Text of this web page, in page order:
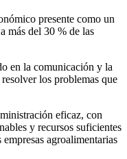
presente como un
más del 30 % de las
en la comunicación y la
los problemas que
eficaz, con
y recursos suficientes
empresas agroalimentarias